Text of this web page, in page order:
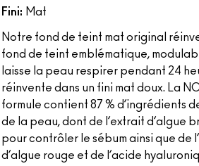
Fini: Mat
Notre fond de teint mat original
fond de teint emblématique,
laisse la peau respirer pendant 24
réinvente dans un fini mat doux. La
formule contient 87 % d’ingrédients
de la peau, dont de l’extrait d’algue
pour contrôler le sébum ainsi que de
d’algue rouge et de l’acide